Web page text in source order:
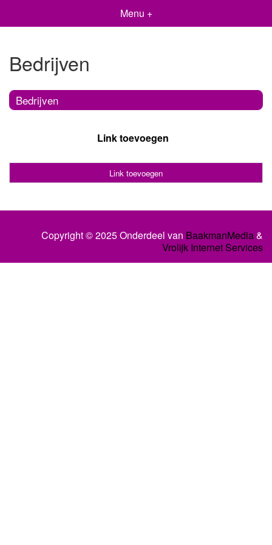
Menu +
Bedrijven
Bedrijven
Link toevoegen
Link toevoegen
Copyright © 2025 Onderdeel van BaakmanMedia&
Vrolijk Internet Services